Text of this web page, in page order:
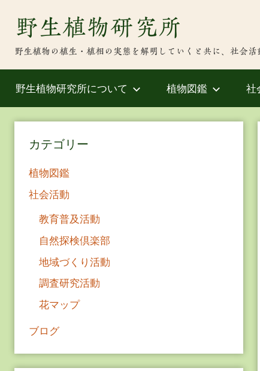
野生植物研究所
野生植物の植生・植相の実態を解明していくと共に、社会
野生植物研究所について 植物図鑑 社
カテゴリー
植物図鑑
社会活動
教育普及活動
自然探検倶楽部
地域づくり活動
調査研究活動
花マップ
ブログ